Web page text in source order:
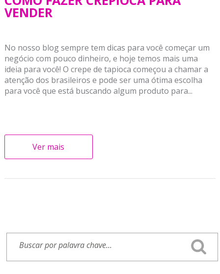
VENDER
No nosso blog sempre tem dicas para você começar um
negócio com pouco dinheiro, e hoje temos mais uma
ideia para você! O crepe de tapioca começou a chamar a
atenção dos brasileiros e pode ser uma ótima escolha
para você que está buscando algum produto para...
Ver mais